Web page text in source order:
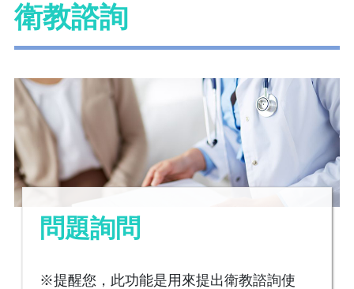
衛教諮詢
問題詢問
※提醒您，此功能是用來提出衛教諮詢使